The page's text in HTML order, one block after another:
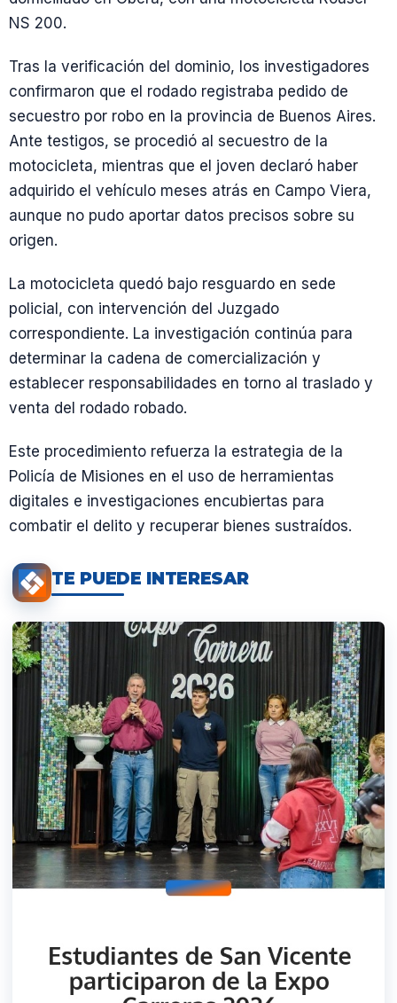
NS 200.
Tras la verificación del dominio, los investigadores
confirmaron que el rodado registraba pedido de
secuestro por robo en la provincia de Buenos Aires.
Ante testigos, se procedió al secuestro de la
motocicleta, mientras que el joven declaró haber
adquirido el vehículo meses atrás en Campo Viera,
aunque no pudo aportar datos precisos sobre su
origen.
La motocicleta quedó bajo resguardo en sede
policial, con intervención del Juzgado
correspondiente. La investigación continúa para
determinar la cadena de comercialización y
establecer responsabilidades en torno al traslado y
venta del rodado robado.
Este procedimiento refuerza la estrategia de la
Policía de Misiones en el uso de herramientas
digitales e investigaciones encubiertas para
combatir el delito y recuperar bienes sustraídos.
TE PUEDE INTERESAR